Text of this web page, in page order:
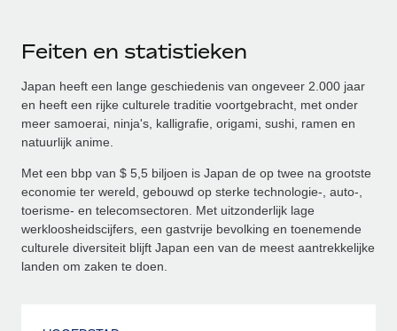
Feiten en statistieken
Japan heeft een lange geschiedenis van ongeveer 2.000 jaar
en heeft een rijke culturele traditie voortgebracht, met onder
meer samoerai, ninja's, kalligrafie, origami, sushi, ramen en
natuurlijk anime.
Met een bbp van $ 5,5 biljoen is Japan de op twee na grootste
economie ter wereld, gebouwd op sterke technologie-, auto-,
toerisme- en telecomsectoren. Met uitzonderlijk lage
werkloosheidscijfers, een gastvrije bevolking en toenemende
culturele diversiteit blijft Japan een van de meest aantrekkelijke
landen om zaken te doen.